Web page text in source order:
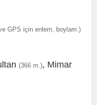
GPS için enlem, boylam.)
(366 m.), Mimar